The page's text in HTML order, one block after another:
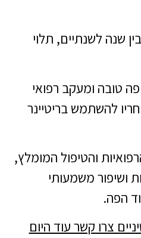
שנה לשנתיים, תלוי
טובה ומעקב רפואי
להשתמש בריטיינר
והטיפול המומלץ,
ושיפור משמעותי
הפה.
צרו קשר עוד היום